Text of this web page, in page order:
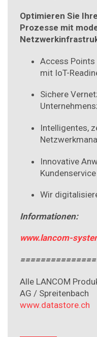
Optimieren Sie
Prozesse mit
Access Points
mit IoT-
Sichere
Intelligentes,
Innovative
Kundenservice
Wir
Informationen:
www.lancom-
Alle LANCOM
AG / Spreitenbach
www.datastore.ch